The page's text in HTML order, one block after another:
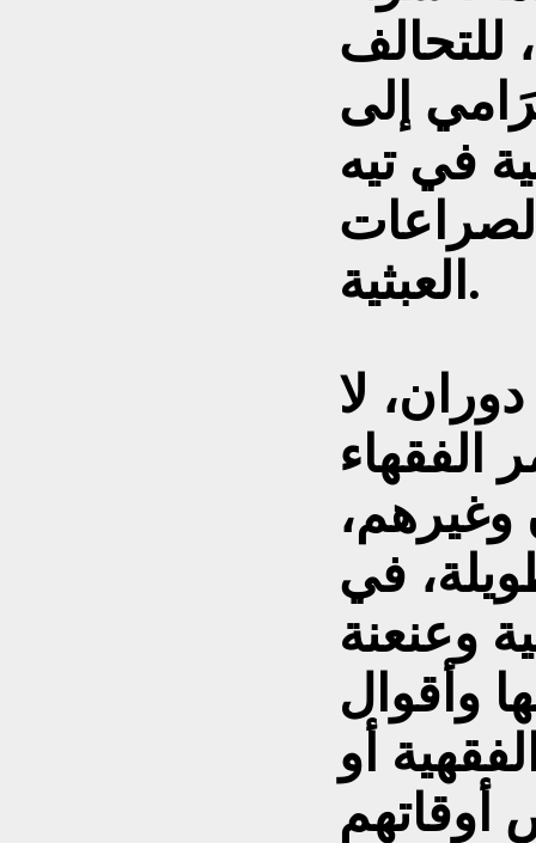
للتحالف
إلى
في تيه
العبثية.
لا
الفقهاء
وغيرهم،
في
وعنعنة
وأقوال
أو
أوقاتهم